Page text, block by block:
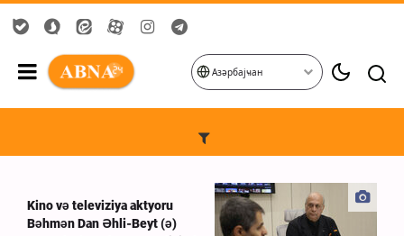
Азәрбајҹан
Kino və televiziya aktyoru
Bəhmən Dan Əhli-Beyt (ə)